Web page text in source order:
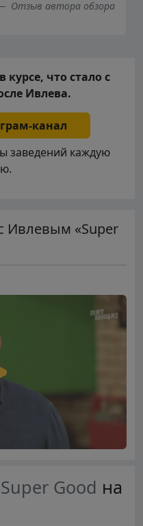
Отзыв автора обзора
что стало с
Ивлева.
канал
заведений каждую
Ивлевым «Super
Super Good на